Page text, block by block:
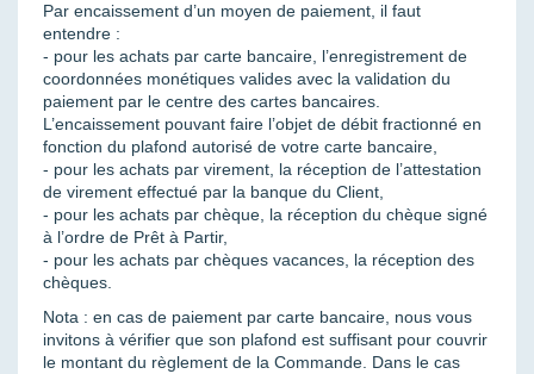
Par encaissement d’un moyen de paiement, il faut
entendre :
- pour les achats par carte bancaire, l’enregistrement de
coordonnées monétiques valides avec la validation du
paiement par le centre des cartes bancaires.
L’encaissement pouvant faire l’objet de débit fractionné en
fonction du plafond autorisé de votre carte bancaire,
- pour les achats par virement, la réception de l’attestation
de virement effectué par la banque du Client,
- pour les achats par chèque, la réception du chèque signé
à l’ordre de Prêt à Partir,
- pour les achats par chèques vacances, la réception des
chèques.
Nota : en cas de paiement par carte bancaire, nous vous
invitons à vérifier que son plafond est suffisant pour couvrir
le montant du règlement de la Commande. Dans le cas